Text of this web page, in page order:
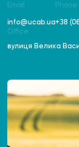
Email
info@ucab.ua
Phone
+38
Office
вулиця Велика